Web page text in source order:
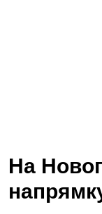
На